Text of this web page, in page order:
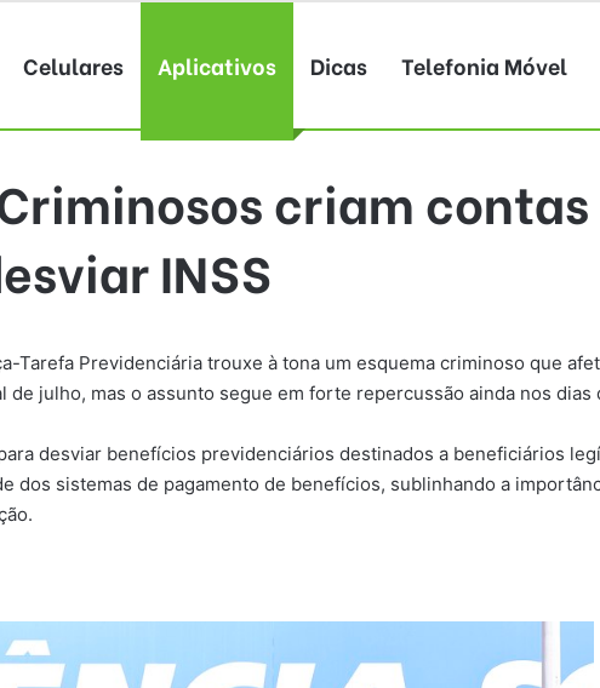
Celulares Aplicativos Dicas Telefonia Móvel
Criminosos criam
INSS
Tarefa Previdenciária trouxe à tona um esquema criminoso que
de julho, mas o assunto segue em forte repercussão ainda nos dias
desviar benefícios previdenciários destinados a beneficiários
sistemas de pagamento de benefícios, sublinhando a